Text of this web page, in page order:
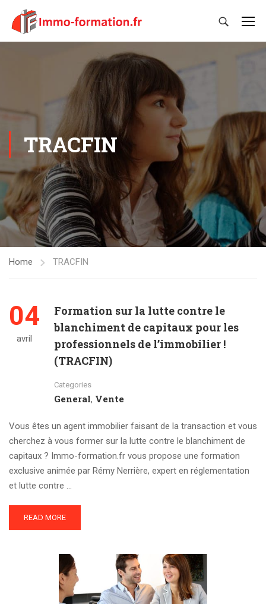
TRACFIN
Home TRACFIN
04
avril
Formation sur la lutte contre le
blanchiment de capitaux pour les
professionnels de l’immobilier !
(TRACFIN)
Categories
General, Vente
Vous êtes un agent immobilier faisant de la transaction et vous
cherchez à vous former sur la lutte contre le blanchiment de
capitaux ? Immo-formation.fr vous propose une formation
exclusive animée par Rémy Nerrière, expert en réglementation
et lutte contre …
READ MORE